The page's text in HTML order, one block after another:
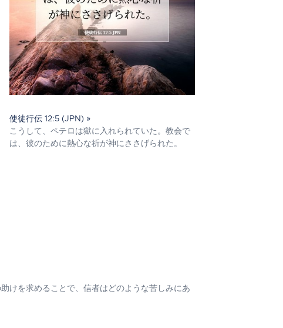
使徒行伝 12:5 (JPN) »
こうして、ペテロは獄に入れられていた。教会で
は、彼のために熱心な祈が神にささげられた。
けを求めることで、信者はどのような苦しみにあ